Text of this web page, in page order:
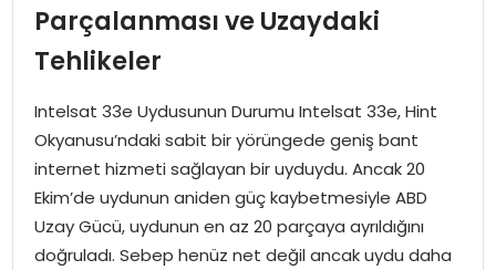
EKONOMI
SIYASET
EĞITIM
YAŞAM
Parçalanması ve Uzaydaki
Tehlikeler
Intelsat 33e Uydusunun Durumu Intelsat 33e, Hint
Okyanusu’ndaki sabit bir yörüngede geniş bant
internet hizmeti sağlayan bir uyduydu. Ancak 20
Ekim’de uydunun aniden güç kaybetmesiyle ABD
Uzay Gücü, uydunun en az 20 parçaya ayrıldığını
doğruladı. Sebep henüz net değil ancak uydu daha